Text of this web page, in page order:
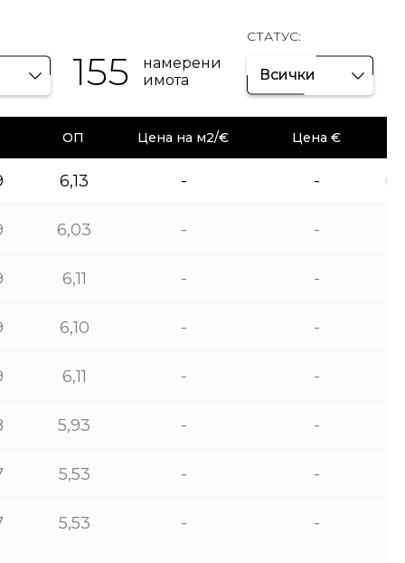
155
намерени
имота
СТАТУС:
Всички
ОП Цена на м2/€ Цена €
6,13 - -
6,03 - -
6,11 - -
6,10 - -
6,11 - -
5,93 - -
5,53 - -
5,53 - -